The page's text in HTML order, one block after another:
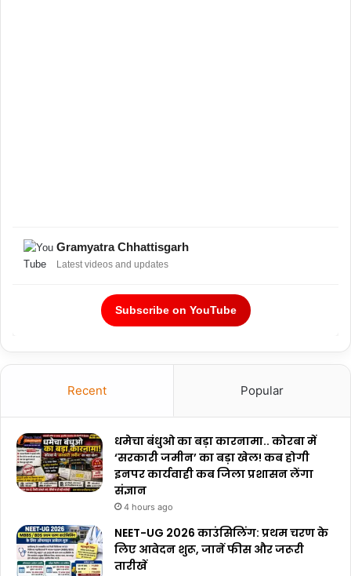
Gramyatra Chhattisgarh
Latest videos and updates
Subscribe on YouTube
Recent Popular
धमेचा बंधुओ का बड़ा कारनामा.. कोरबा में
‘सरकारी जमीन’ का बड़ा खेल! कब होगी
इनपर कार्यवाही कब जिला प्रशासन लेंगा
संज्ञान
4 hours ago
NEET-UG 2026 काउंसिलिंग: प्रथम चरण के
लिए आवेदन शुरू, जानें फीस और जरूरी
तारीखें